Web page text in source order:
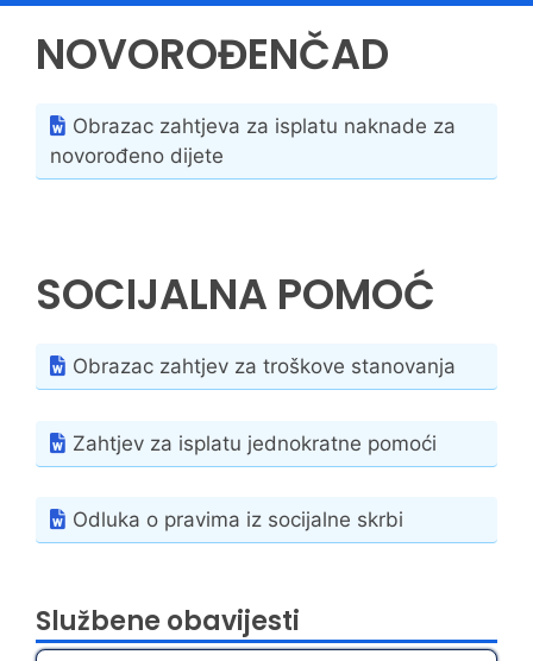
NOVOROĐENČAD
Obrazac zahtjeva za isplatu naknade za
novorođeno dijete
SOCIJALNA POMOĆ
Obrazac zahtjev za troškove stanovanja
Zahtjev za isplatu jednokratne pomoći
Odluka o pravima iz socijalne skrbi
Službene obavijesti